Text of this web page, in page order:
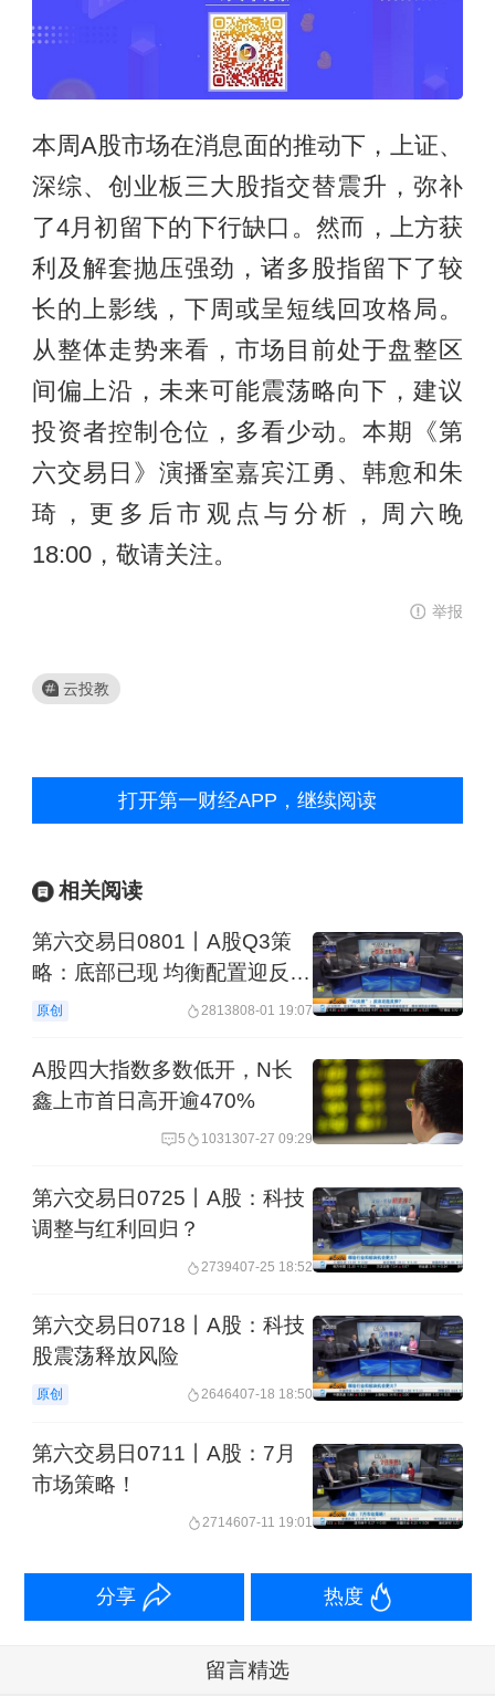
本周A股市场在消息面的推动下，上证、
深综、创业板三大股指交替震升，弥补
了4月初留下的下行缺口。然而，上方获
利及解套抛压强劲，诸多股指留下了较
长的上影线，下周或呈短线回攻格局。
从整体走势来看，市场目前处于盘整区
间偏上沿，未来可能震荡略向下，建议
投资者控制仓位，多看少动。本期《第
六交易日》演播室嘉宾江勇、韩愈和朱
琦，更多后市观点与分析，周六晚
18:00，敬请关注。
举报
云投教
打开第一财经APP，继续阅读
相关阅读
第六交易日0801丨A股Q3策
略：底部已现 均衡配置迎反
弹！
原创 2813808-01 19:07
A股四大指数多数低开，N长
鑫上市首日高开逾470%
5 1031307-27 09:29
第六交易日0725丨A股：科技
调整与红利回归？
2739407-25 18:52
第六交易日0718丨A股：科技
股震荡释放风险
原创 2646407-18 18:50
第六交易日0711丨A股：7月
市场策略！
2714607-11 19:01
分享 热度
留言精选